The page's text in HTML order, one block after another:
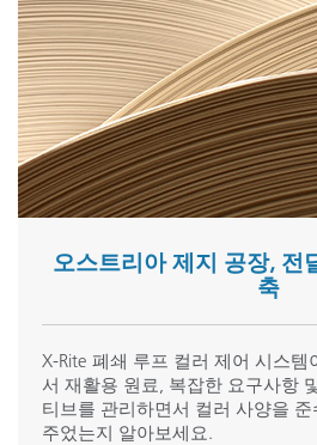
오스트리아 제지 공장, 전
축
X-Rite 폐쇄 루프 컬러 제어 시스템
서 재활용 원료, 복잡한 요구사항
티브를 관리하면서 컬러 사양을
주었는지 알아보세요.